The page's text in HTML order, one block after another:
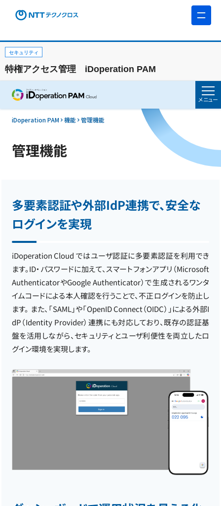
セキュリティ
特権アクセス管理 iDoperation PAM
メニュー
iDoperation PAM 機能 管理機能
管理機能
多要素認証や外部IdP連携で、安全な
ログインを実現
iDoperation Cloud ではユーザ認証に多要素認証を利用でき
ます。ID・パスワードに加えて、スマートフォンアプリ（Microsoft
AuthenticatorやGoogle Authenticator）で生成されるワンタ
イムコードによる本人確認を行うことで、不正ログインを防止し
ます。 また、「SAML」や「OpenID Connect（OIDC）」による外部I
dP（Identity Provider）連携にも対応しており、既存の認証基
盤を活用しながら、セキュリティとユーザ利便性を両立したロ
グイン環境を実現します。